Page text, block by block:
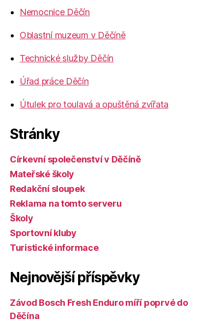
Nemocnice Děčín
Oblastní muzeum v Děčíně
Technické služby Děčín
Úřad práce Děčín
Útulek pro toulavá a opuštěná zvířata
Stránky
Církevní společenství v Děčíně
Mateřské školy
Redakční sloupek
Reklama na tomto serveru
Školy
Sportovní kluby
Turistické informace
Nejnovější příspěvky
Závod Bosch Fresh Enduro míří poprvé do
Děčína